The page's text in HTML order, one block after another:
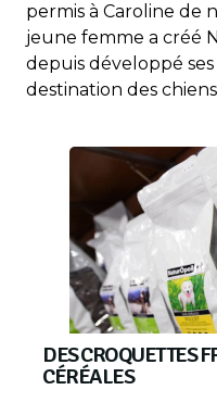
permis à Caroline de
jeune femme a créé
depuis développé
destination des
DES CROQUETTES
CÉRÉALES